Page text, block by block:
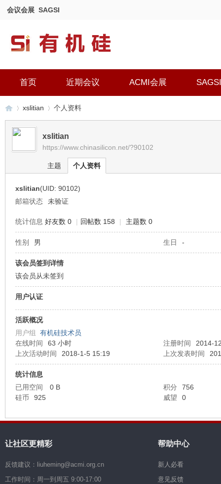
会议会展 SAGSI
首页 近期会议 ACMI会展 SAGSI
有›
xslitian
›
个人资料
xslitian
https://www.chinasilicon.net/?90102
主题 个人资料
xslitian(UID: 90102)
邮箱状态
未验证
统计信息 好友数 0 | 回帖数 158 | 主题数 0
性别 男 生日 -
该会员签到详情
该会员从未签到
用户认证
活跃概况
用户组 有机硅技术员
在线时间
63 小时 注册时间
2014-
上次活动时间
2018-1-5 15:19 上次发表时间
统计信息
已用空间
0 B 积分
756
硅币
925 威望 0
让社区更精彩
反馈建议：liuheming@acmi.org.cn
工作时间：周一到周五 9:00-17:00
帮助中心
新人必看
意见反馈